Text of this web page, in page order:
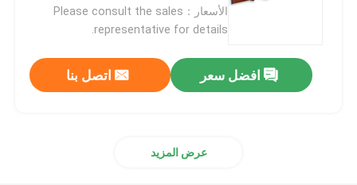
الأسعار：Please consult the sales
representative for details.
افضل سعر اتصل بنا
عرض المزيد